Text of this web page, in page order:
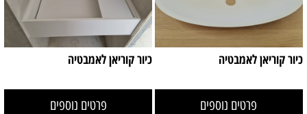
כיור קוריאן לאמבטיה
פרטים נוספים
כיור קוריאן לאמבטיה
פרטים נוספים